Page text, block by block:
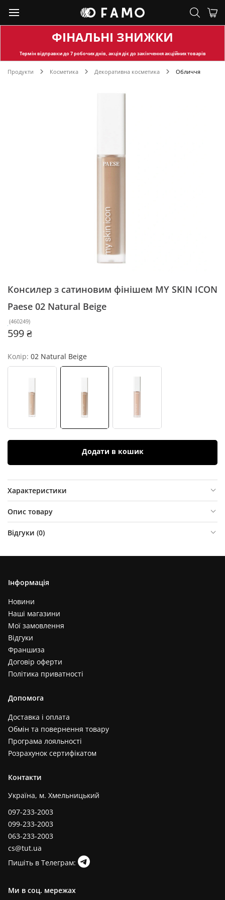
ФІНАЛЬНІ ЗНИЖКИ
Термін відправкидо 7 робочих днів, акція діє до закінчення акційних товарів
Продукти Косметика Декоративна косметика Обличчя
Консилер з сатиновим фінішем MY SKIN ICON
Paese 02 Natural Beige
(460249)
599 ₴
Колір: 02 Natural Beige
Додати в кошик
Характеристики
Опис товару
Відгуки (0)
Інформація
Новини
Наші магазини
Мої замовлення
Відгуки
Франшиза
Договір оферти
Політика приватності
Допомога
Доставка і оплата
Обмін та повернення товару
Програма лояльності
Розрахунок сертифікатом
Контакти
Україна, м. Хмельницький
097-233-2003
099-233-2003
063-233-2003
cs@tut.ua
Пишіть в Телеграм:
Ми в соц. мережах